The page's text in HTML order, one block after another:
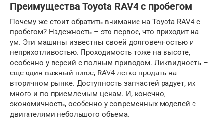
Преимущества Toyota RAV4 с пробегом
Почему же стоит обратить внимание на Toyota RAV4 с
пробегом? Надежность – это первое, что приходит на
ум. Эти машины известны своей долговечностью и
неприхотливостью. Проходимость тоже на высоте,
особенно у версий с полным приводом. Ликвидность –
еще один важный плюс, RAV4 легко продать на
вторичном рынке. Доступность запчастей радует, их
много и по приемлемым ценам. И, конечно,
экономичность, особенно у современных моделей с
двигателями небольшого объема.